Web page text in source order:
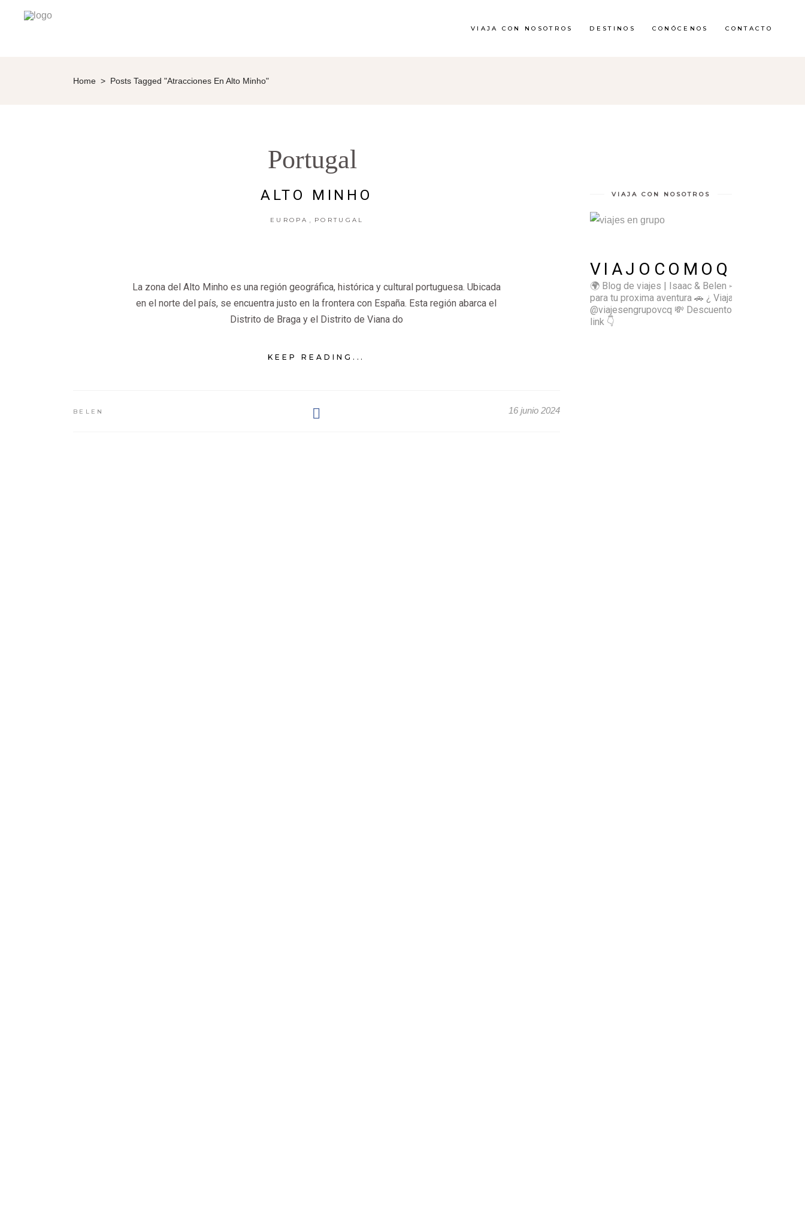
VIAJA CON NOSOTROS DESTINOS CONÓCENOS CONTACTO
Home > Posts Tagged "atracciones En Alto Minho"
Portugal
ALTO MINHO
EUROPA PORTUGAL
La zona del Alto Minho es una región geográfica, histórica y cultural portuguesa. Ubicada
en el norte del país, se encuentra justo en la frontera con España. Esta región abarca el
Distrito de Braga y el Distrito de Viana do
KEEP READING...
BELEN 16 junio 2024
VIAJA CON NOSOTROS
VIAJOCOMOQUIERO
🌍 Blog de viajes | Isaac & Belen ✈️ Inspírate
para tu proxima aventura 🚗 ¿ Viajas sol@? 👉🏻
@viajesengrupovcq 💸 Descuentos y tips en el
link 👇